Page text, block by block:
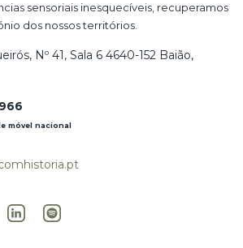
sensoriais inesquecíveis, recuperamos
dos nossos territórios.
Nº 41, Sala 6 4640-152 Baião,
móvel nacional